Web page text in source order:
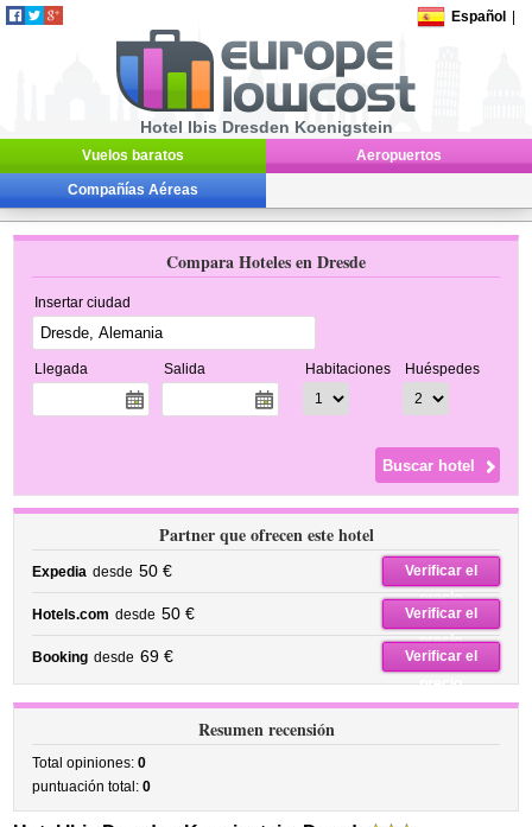
Español
Hotel Ibis Dresden Koenigstein
Vuelos baratos Aeropuertos
Compañías Aéreas
Compara Hoteles en Dresde
Insertar ciudad
Llegada Salida Habitaciones Huéspedes
Partner que ofrecen este hotel
Expedia desde 50 €
Verificar el
precio
Hotels.com desde 50 €
Verificar el
precio
Booking desde 69 €
Verificar el
precio
Resumen recensión
Total opiniones:0
puntuación total:0